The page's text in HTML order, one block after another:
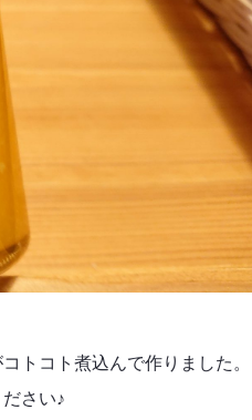
トコト煮込んで作りました。
さい♪